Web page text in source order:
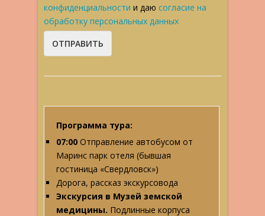
конфиденциальности и даю согласие на
обработку персональных данных
Программа тура:
07:00 Отправление автобусом от
Маринс парк отеля (бывшая
гостиница «Свердловск»)
Дорога, рассказ экскурсовода
Экскурсия в Музей земской
медицины. Подлинные корпуса